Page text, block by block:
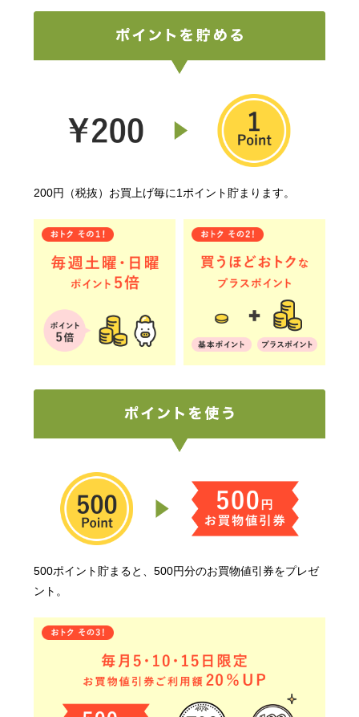
200円（税抜）お買上げ毎に1ポイント貯まります。
500ポイント貯まると、500円分のお買物値引券をプレゼ
ント。